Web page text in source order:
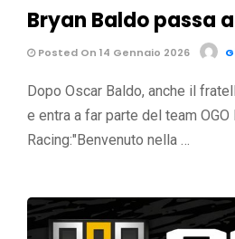
Bryan Baldo passa
Posted On 14 Gennaio 2026
Dopo Oscar Baldo, anche il
e entra a far parte del team OGO
Racing:"Benvenuto nella …